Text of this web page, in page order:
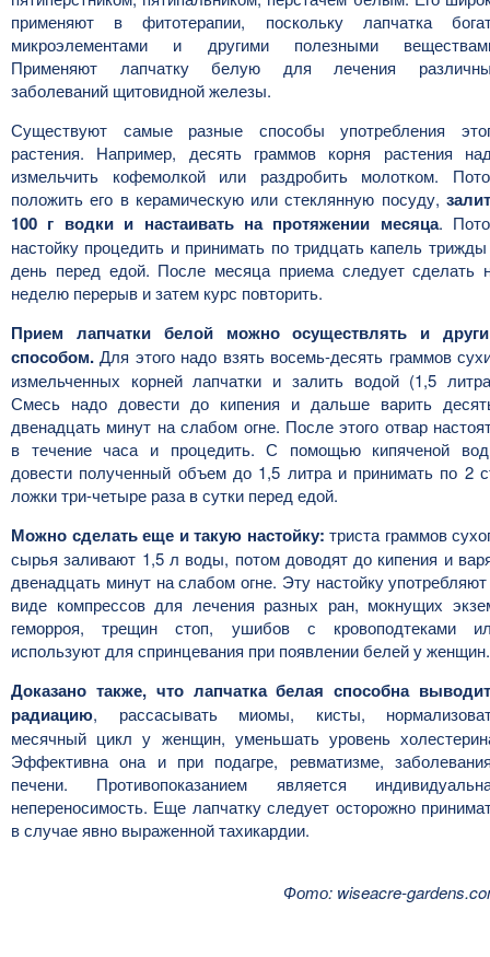
применяют в фитотерапии, поскольку лапчатка
микроэлементами и другими полезными
Применяют лапчатку белую для лечения
заболеваний щитовидной железы.
Существуют самые разные способы употребления
растения. Например, десять граммов корня растения
измельчить кофемолкой или раздробить молотком.
положить его в керамическую или стеклянную посуду,
100 г водки и настаивать на протяжении месяца.
настойку процедить и принимать по тридцать капель
день перед едой. После месяца приема следует сделать
неделю перерыв и затем курс повторить.
Прием лапчатки белой можно осуществлять и
способом. Для этого надо взять восемь-десять граммов
измельченных корней лапчатки и залить водой (1,5
Смесь надо довести до кипения и дальше варить
двенадцать минут на слабом огне. После этого отвар
в течение часа и процедить. С помощью кипяченой
довести полученный объем до 1,5 литра и принимать по 2
ложки три-четыре раза в сутки перед едой.
Можно сделать еще и такую настойку: триста граммов
сырья заливают 1,5 л воды, потом доводят до кипения и
двенадцать минут на слабом огне. Эту настойку
виде компрессов для лечения разных ран, мокнущих
геморроя, трещин стоп, ушибов с кровоподтеками
используют для спринцевания при появлении белей у женщин.
Доказано также, что лапчатка белая способна
радиацию, рассасывать миомы, кисты,
месячный цикл у женщин, уменьшать уровень
Эффективна она и при подагре, ревматизме,
печени. Противопоказанием является
непереносимость. Еще лапчатку следует осторожно
в случае явно выраженной тахикардии.
Фото: wiseacre-